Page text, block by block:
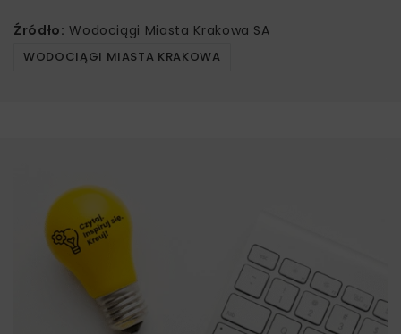
Źródło: Wodociągi Miasta Krakowa SA
WODOCIĄGI MIASTA KRAKOWA